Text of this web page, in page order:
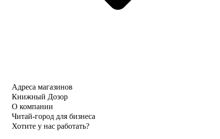
Адреса магазинов
Книжный Дозор
О компании
Читай-город для бизнеса
Хотите у нас работать?